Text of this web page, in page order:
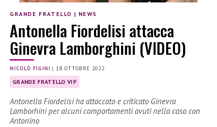
GRANDE FRATELLO | NEWS
Antonella Fiordelisi attacca
Ginevra Lamborghini (VIDEO)
NICOLÒ FIGINI | 18 OTTOBRE 2022
GRANDE FRATELLO VIP
Antonella Fiordelisi ha attaccato e criticato Ginevra
Lamborhini per alcuni comportamenti avuti nella casa con
Antonino